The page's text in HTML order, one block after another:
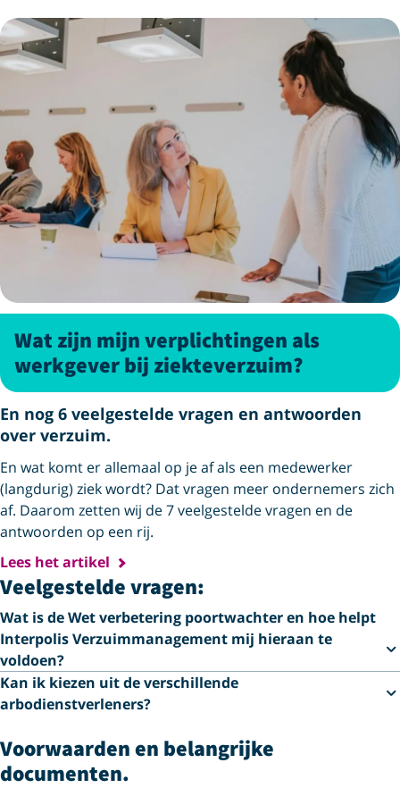
Wat zijn mijn verplichtingen als
werkgever bij ziekteverzuim?
En nog 6 veelgestelde vragen en antwoorden
over verzuim.
En wat komt er allemaal op je af als een medewerker
(langdurig) ziek wordt? Dat vragen meer ondernemers zich
af. Daarom zetten wij de 7 veelgestelde vragen en de
antwoorden op een rij.
Lees het artikel
Veelgestelde vragen:
Wat is de Wet verbetering poortwachter en hoe helpt
Interpolis Verzuimmanagement mij hieraan te
voldoen?
Kan ik kiezen uit de verschillende
arbodienstverleners?
Voorwaarden en belangrijke
documenten.